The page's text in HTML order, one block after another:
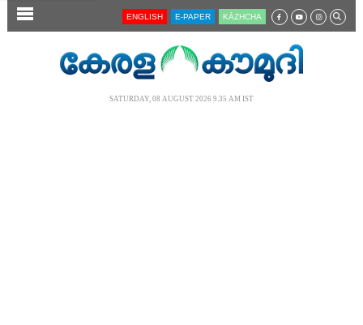
SECTIONS ENGLISH E-PAPER KĀZHCHA
SATURDAY, 08 AUGUST 2026 9.35 AM IST